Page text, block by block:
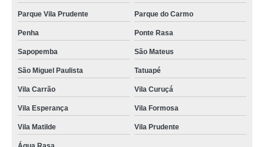
Parque Vila Prudente Parque do Carmo
Penha Ponte Rasa
Sapopemba São Mateus
São Miguel Paulista Tatuapé
Vila Carrão Vila Curuçá
Vila Esperança Vila Formosa
Vila Matilde Vila Prudente